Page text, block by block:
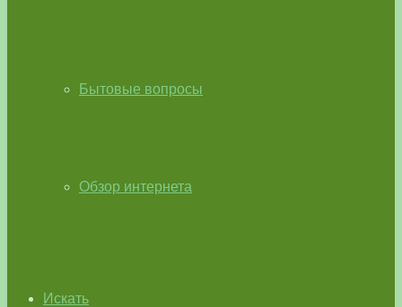
Бытовые вопросы
Обзор интернета
Искать